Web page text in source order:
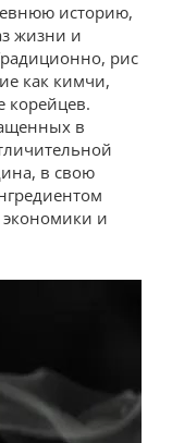
историю,
жизни и
рис
как кимчи,
корейцев.
в
в свою
экономики и